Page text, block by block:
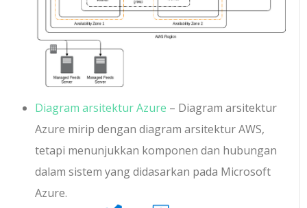
Diagram arsitektur Azure – Diagram arsitektur
Azure mirip dengan diagram arsitektur AWS,
tetapi menunjukkan komponen dan hubungan
dalam sistem yang didasarkan pada Microsoft
Azure.